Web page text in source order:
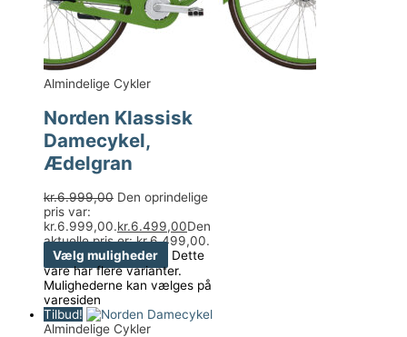
Almindelige Cykler
Norden Klassisk
Damecykel,
Ædelgran
kr.6.999,00 Den oprindelige
pris var:
kr.6.999,00.kr.6.499,00Den
aktuelle pris er: kr.6.499,00.
Vælg muligheder
Dette
vare har flere varianter.
Mulighederne kan vælges på
varesiden
Tilbud!
Almindelige Cykler